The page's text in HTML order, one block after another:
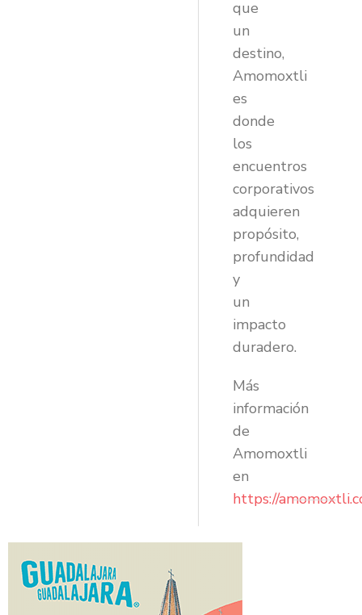
que
un
destino,
Amomoxtli
es
donde
los
encuentros
corporativos
adquieren
propósito,
profundidad
y
un
impacto
duradero.
Más
información
de
Amomoxtli
en
https://